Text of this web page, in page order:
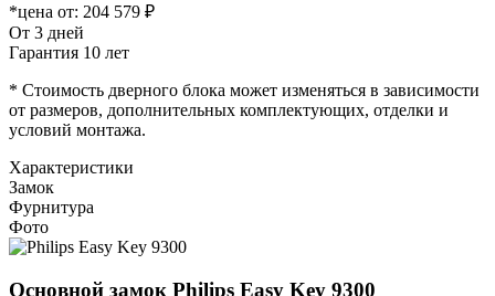
*цена от: 204 579 ₽
От 3 дней
Гарантия 10 лет
* Стоимость дверного блока может изменяться в зависимости
от размеров, дополнительных комплектующих, отделки и
условий монтажа.
Характеристики
Замок
Фурнитура
Фото
Основной замок Philips Easy Key 9300